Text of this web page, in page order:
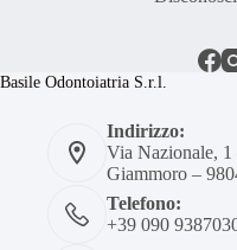
Basile Odontoiatria S.r.l.
Indirizzo:
Via Nazionale,
Giammoro –
Telefono:
+39 090